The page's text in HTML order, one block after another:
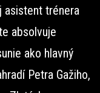
asistent trénera
absolvuje
ako hlavný
Petra Gažiho,